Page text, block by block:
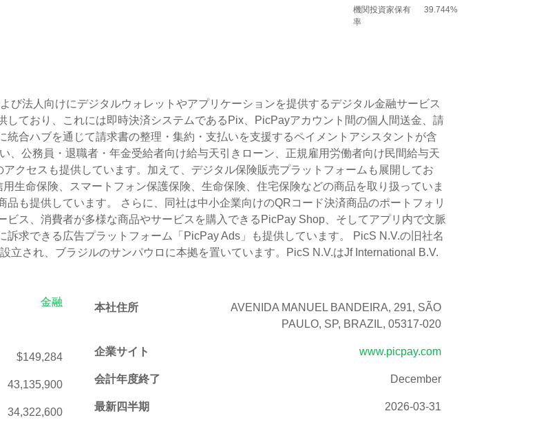
機関投資家保有
率
39.744%
び法人向けにデジタルウォレットやアプリケーションを提供するデジタル金融サービス
ており、これには即時決済システムであるPix、PicPayアカウント間の個人間送金、請
合ハブを通じて請求書の整理・集約・支払いを支援するペイメントアシスタントが含
、公務員・退職者・年金受給者向け給与天引きローン、正規雇用労働者向け民間給与天
クセスも提供しています。加えて、デジタル保険販売プラットフォームも展開してお
生命保険、スマートフォン保護保険、生命保険、住宅保険などの商品を取り扱っていま
も提供しています。 さらに、同社は中小企業向けのQRコード決済商品のポートフォリ
ス、消費者が多様な商品やサービスを購入できるPicPay Shop、そしてアプリ内で文脈
求できる広告プラットフォーム「PicPay Ads」も提供しています。 PicS N.V.の旧社名
立され、ブラジルのサンパウロに本拠を置いています。PicS N.V.はJf International B.V.
金融
$149,284
43,135,900
34,322,600
本社住所
AVENIDA MANUEL BANDEIRA, 291, SÃO
PAULO, SP, BRAZIL, 05317-020
企業サイト www.picpay.com
会計年度終了 December
最新四半期 2026-03-31